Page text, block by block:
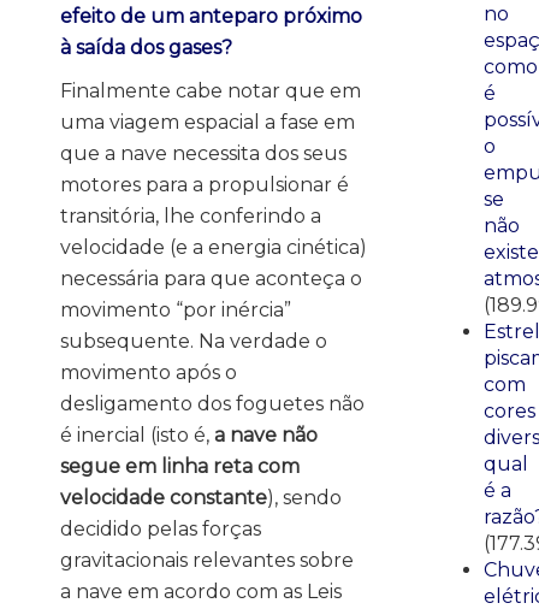
efeito de um anteparo próximo
à saída dos gases?
Finalmente cabe notar que em
uma viagem espacial a fase em
que a nave necessita dos seus
motores para a propulsionar é
transitória, lhe conferindo a
velocidade (e a energia cinética)
necessária para que aconteça o
movimento “por inércia”
subsequente. Na verdade o
movimento após o
desligamento dos foguetes não
é inercial (isto é, a nave não
segue em linha reta com
velocidade constante), sendo
decidido pelas forças
gravitacionais relevantes sobre
a nave em acordo com as Leis
no
como
é
o
se
não
existe
com
cores
qual
é a